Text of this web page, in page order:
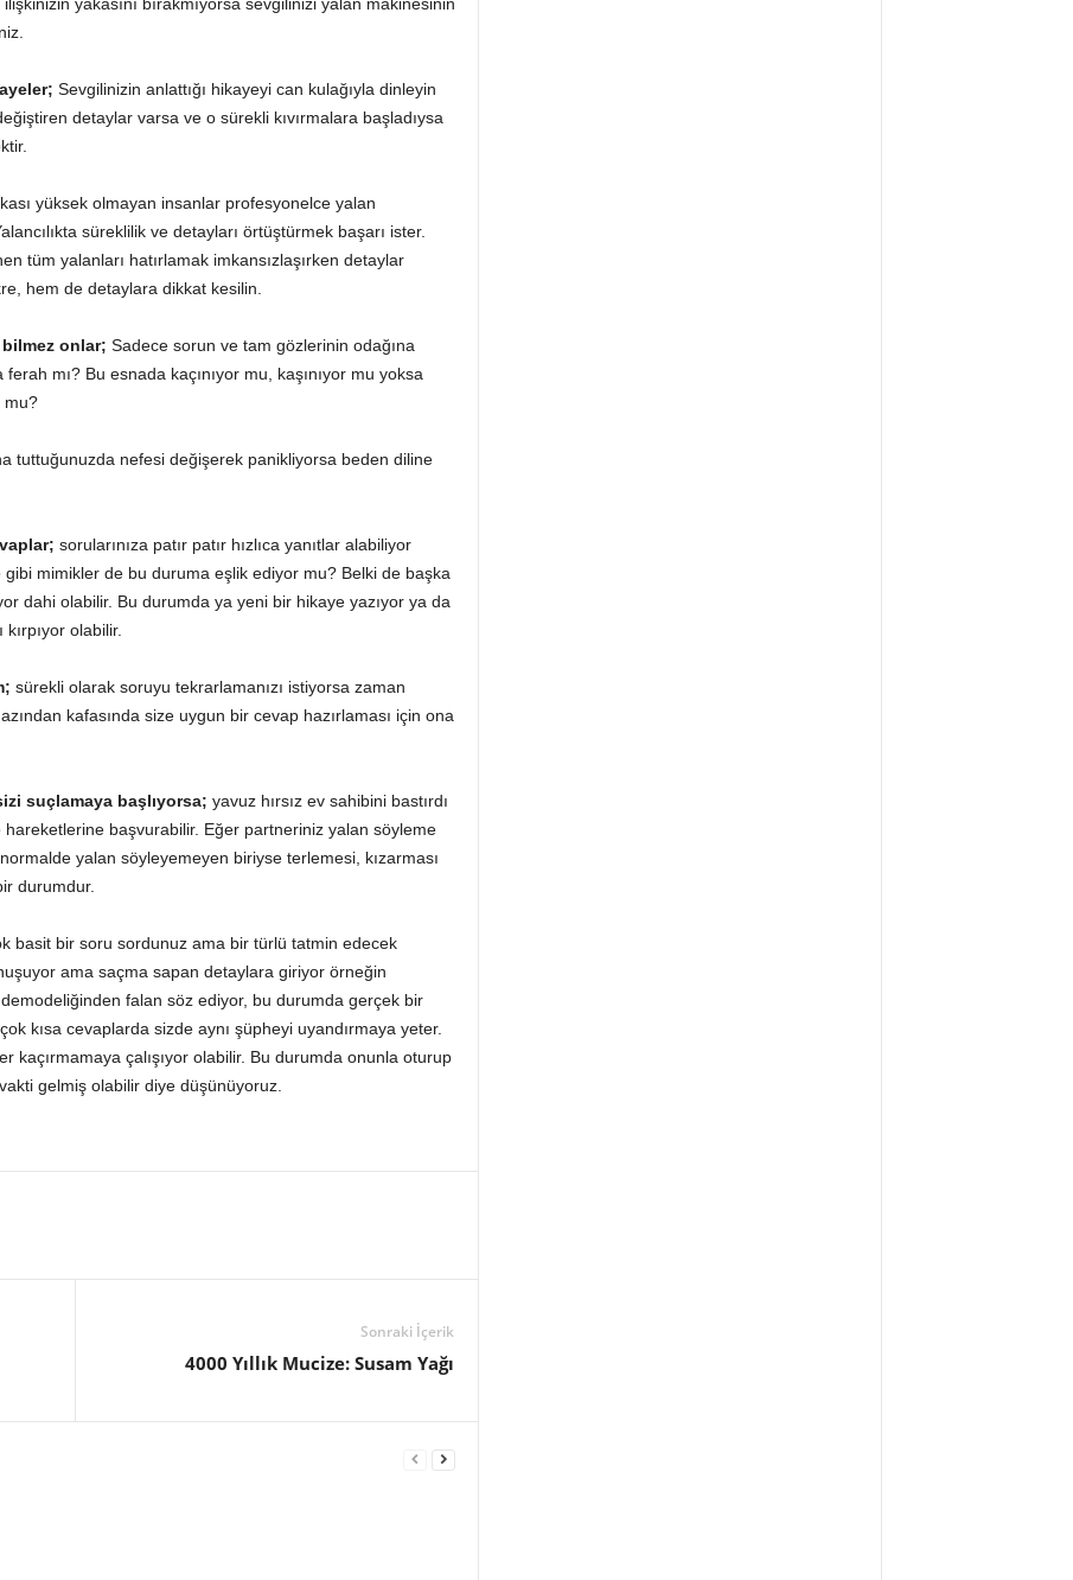
Sevgilinizin anlattığı hikayeyi can kulağıyla dinleyin
detaylar varsa ve o sürekli kıvırmalara başladıysa
yüksek olmayan insanlar profesyonelce yalan
süreklilik ve detayları örtüştürmek başarı ister.
tüm yalanları hatırlamak imkansızlaşırken detaylar
hem de detaylara dikkat kesilin.
bilmez onlar; Sadece sorun ve tam gözlerinin odağına
mı? Bu esnada kaçınıyor mu, kaşınıyor mu yoksa
mu?
tuttuğunuzda nefesi değişerek panikliyorsa beden diline
sorularınıza patır patır hızlıca yanıtlar alabiliyor
mimikler de bu duruma eşlik ediyor mu? Belki de başka
dahi olabilir. Bu durumda ya yeni bir hikaye yazıyor ya da
olabilir.
sürekli olarak soruyu tekrarlamanızı istiyorsa zaman
kafasında size uygun bir cevap hazırlaması için ona
suçlamaya başlıyorsa; yavuz hırsız ev sahibini bastırdı
başvurabilir. Eğer partneriniz yalan söyleme
yalan söyleyemeyen biriyse terlemesi, kızarması
durumdur.
basit bir soru sordunuz ama bir türlü tatmin edecek
ama saçma sapan detaylara giriyor örneğin
falan söz ediyor, bu durumda gerçek bir
kısa cevaplarda sizde aynı şüpheyi uyandırmaya yeter.
kaçırmamaya çalışıyor olabilir. Bu durumda onunla oturup
gelmiş olabilir diye düşünüyoruz.
Sonraki İçerik
4000 Yıllık Mucize: Susam Yağı